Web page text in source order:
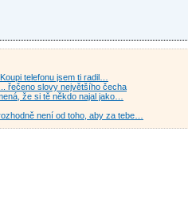
telefonu jsem ti radil…
řečeno slovy největšího čecha
že si tě někdo najal jako…
není od toho, aby za tebe…